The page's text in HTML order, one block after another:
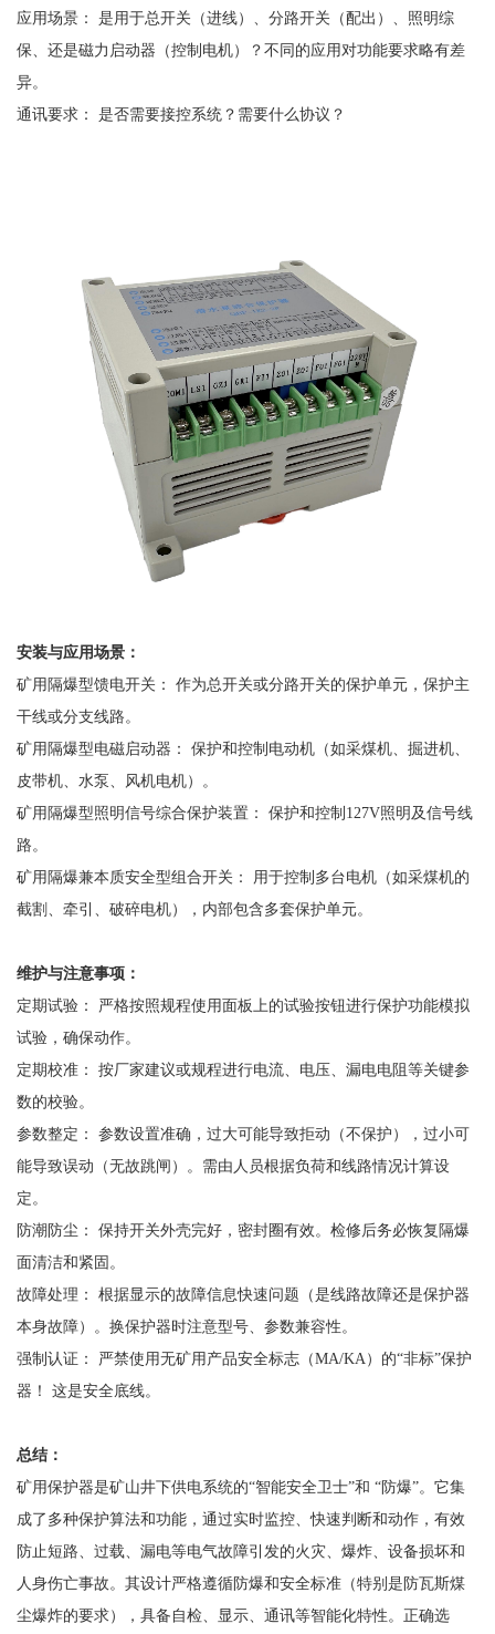
应用场景：
是用于总开关（进线）、分路开关（配出）、照明综
保、还是磁力启动器（控制电机）？不同的应用对功能要求略有差
异。
通讯要求：
是否需要接控系统？需要什么协议？
安装与应用场景：
矿用隔爆型馈电开关：
作为总开关或分路开关的保护单元，保护主
干线或分支线路。
矿用隔爆型电磁启动器：
保护和控制电动机（如采煤机、掘进机、
皮带机、水泵、风机电机）。
矿用隔爆型照明信号综合保护装置：
保护和控制 127V照明及信号线
路。
矿用隔爆兼本质安全型组合开关：
用于控制多台电机（如采煤机的
截割、牵引、破碎电机），内部包含多套保护单元。
维护与注意事项：
定期试验：
严格按照规程使用面板上的试验按钮进行保护功能模拟
试验，确保动作。
定期校准：
按厂家建议或规程进行电流、电压、漏电电阻等关键参
数的校验。
参数整定：
参数设置准确，过大可能导致拒动（不保护），过小可
能导致误动（无故跳闸）。需由人员根据负荷和线路情况计算设
定。
防潮防尘：
保持开关外壳完好，密封圈有效。检修后务必恢复隔爆
面清洁和紧固。
故障处理：
根据显示的故障信息快速问题（是线路故障还是保护器
本身故障）。换保护器时注意型号、参数兼容性。
强制认证：
严禁使用无矿用产品安全标志（MA/KA）的“非标”保护
器！ 这是安全底线。
总结：
矿用保护器是矿山井下供电系统的“智能安全卫士”和 “防爆”。它集
成了多种保护算法和功能，通过实时监控、快速判断和动作，有效
防止短路、过载、漏电等电气故障引发的火灾、爆炸、设备损坏和
人身伤亡事故。其设计严格遵循防爆和安全标准（特别是防瓦斯煤
尘爆炸的要求），具备自检、显示、通讯等智能化特性。正确选